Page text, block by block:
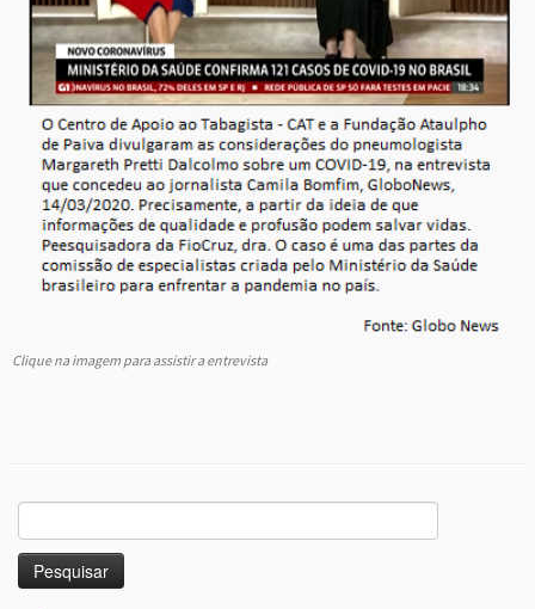
Clique na imagem para assistir a entrevista
por: